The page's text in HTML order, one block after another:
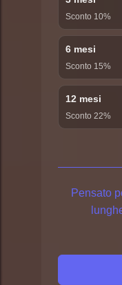
Sconto 10%
6 mesi
Sconto 15%
12 mesi
Sconto 22%
Pensato